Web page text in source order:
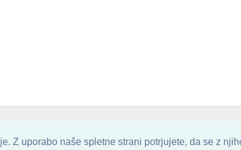
Z uporabo naše spletne strani potrjujete, da se z
ARE UPLOADED AND COPYRIGHTED TO ITS AUTHOR.